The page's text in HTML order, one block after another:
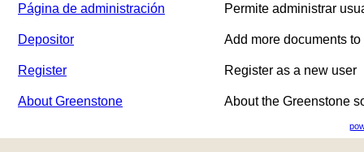
Página de administración Permite administrar
Depositor Add more documents
Register Register as a new user
About Greenstone About the Greenstone